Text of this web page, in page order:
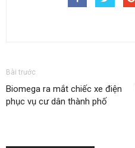
Bài trước
Biomega ra mắt chiếc xe điện
phục vụ cư dân thành phố